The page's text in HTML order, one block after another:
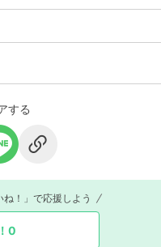
する
！」で応援しよう
0